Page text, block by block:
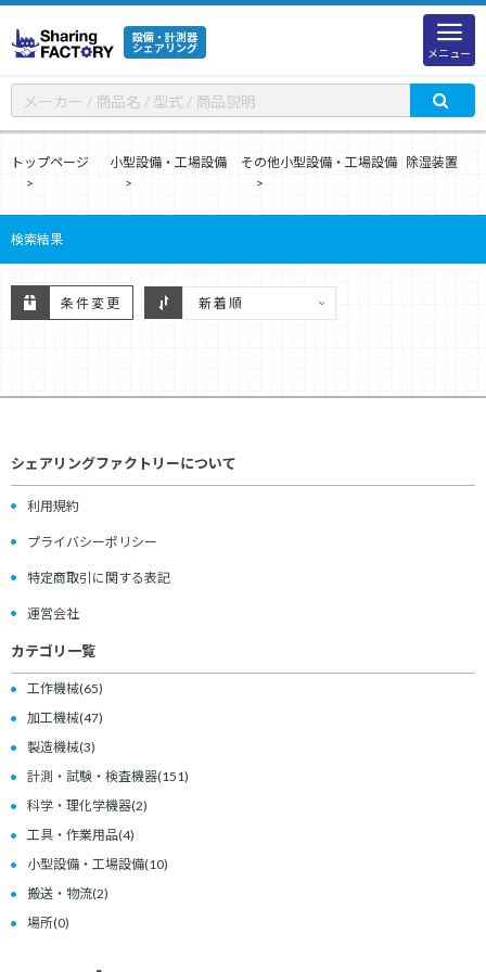
設備・計測器
シェアリング
メニュー
トップページ 小型設備・工場設備 その他小型設備・工場設備 除湿装置
検索結果
条件変更
シェアリングファクトリーについて
利用規約
プライバシーポリシー
特定商取引に関する表記
運営会社
カテゴリ一覧
工作機械(65)
加工機械(47)
製造機械(3)
計測・試験・検査機器(151)
科学・理化学機器(2)
工具・作業用品(4)
小型設備・工場設備(10)
搬送・物流(2)
場所(0)